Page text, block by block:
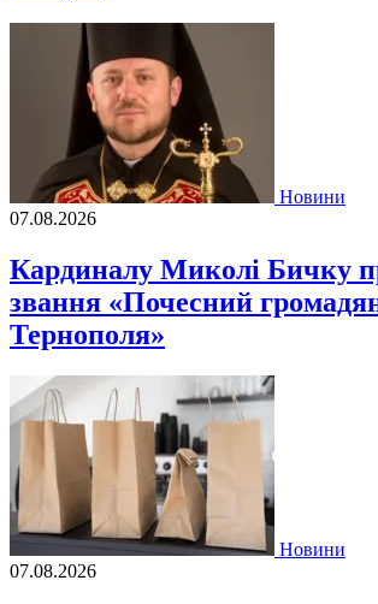
Новини
07.08.2026
Кардиналу Миколі Бичку
звання «Почесний
Тернополя»
Новини
07.08.2026